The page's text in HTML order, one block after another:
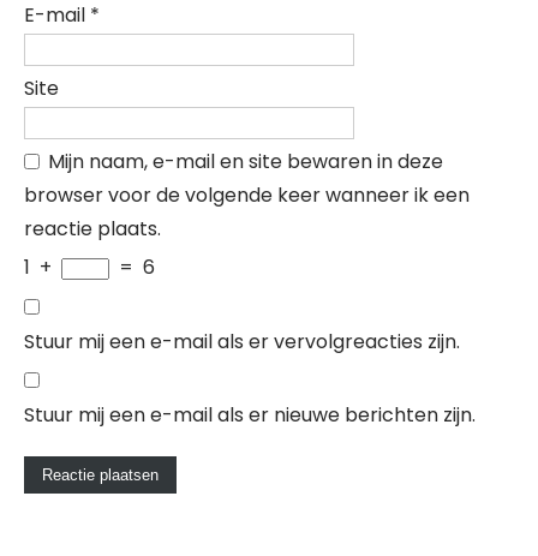
E-mail *
Site
Mijn naam, e-mail en site bewaren in deze
browser voor de volgende keer wanneer ik een
reactie plaats.
1 + = 6
Stuur mij een e-mail als er vervolgreacties zijn.
Stuur mij een e-mail als er nieuwe berichten zijn.